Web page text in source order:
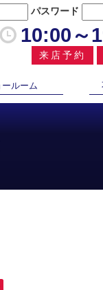
パスワード
10:00～
来店予約
ールーム